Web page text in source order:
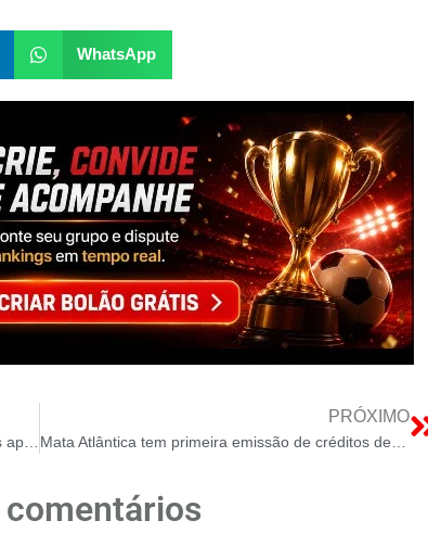
WhatsApp
PRÓXIMO
comentários